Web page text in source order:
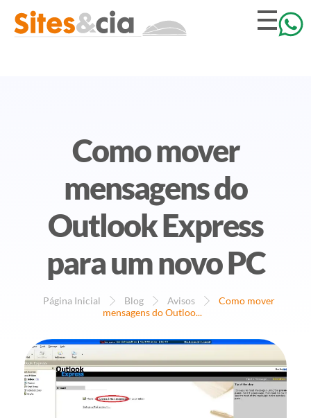
Página Inicial Blog Avisos
Como mover
mensagens do Outloo...
Como mover
mensagens do
Outlook Express
para um novo PC